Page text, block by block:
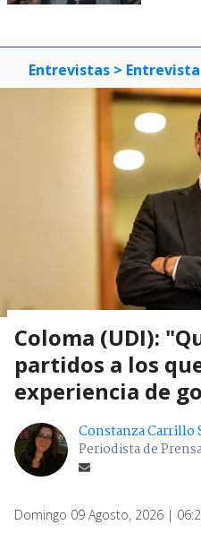
Entrevistas > Entrevista
Coloma (UDI):
partidos a los
experiencia de
Constanza Carrillo
Periodista de
Domingo 09 Agosto, 2026 |